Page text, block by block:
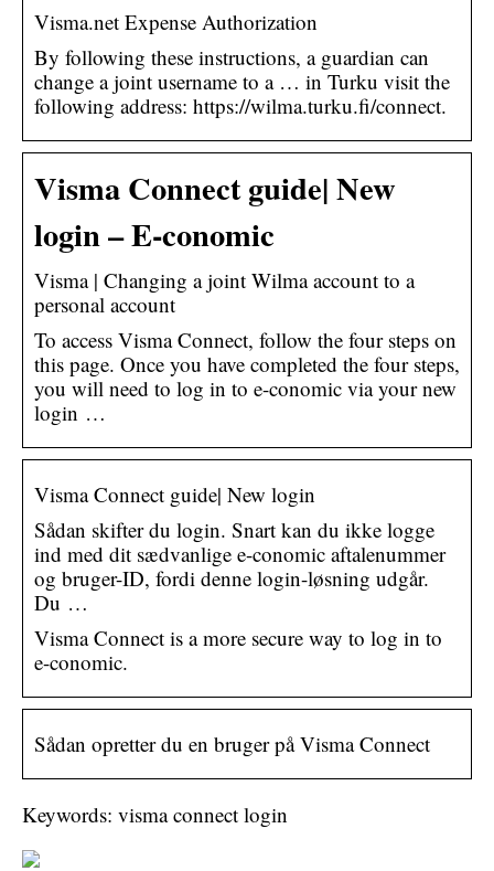
Visma.net Expense Authorization
By following these instructions, a guardian can
change a joint username to a … in Turku visit the
following address: https://wilma.turku.fi/connect.
Visma Connect guide| New
login – E-conomic
Visma | Changing a joint Wilma account to a
personal account
To access Visma Connect, follow the four steps on
this page. Once you have completed the four steps,
you will need to log in to e-conomic via your new
login …
Visma Connect guide| New login
Sådan skifter du login. Snart kan du ikke logge
ind med dit sædvanlige e-conomic aftalenummer
og bruger-ID, fordi denne login-løsning udgår.
Du …
Visma Connect is a more secure way to log in to
e-conomic.
Sådan opretter du en bruger på Visma Connect
Keywords: visma connect login